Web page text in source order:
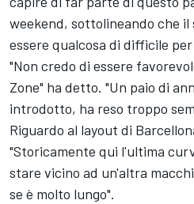
weekend, sottolineando che il
essere qualcosa di difficile
"Non credo di essere
Zone" ha detto. "Un paio di
introdotto, ha reso troppo
Riguardo al layout di
"Storicamente qui l'ultima
stare vicino ad un'altra
se è molto lungo".